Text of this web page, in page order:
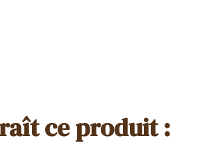
ce produit :